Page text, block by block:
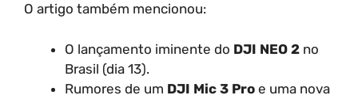
O artigo também mencionou:
O lançamento iminente do DJI NEO 2 no
Brasil (dia 13).
Rumores de um DJI Mic 3 Pro e uma nova